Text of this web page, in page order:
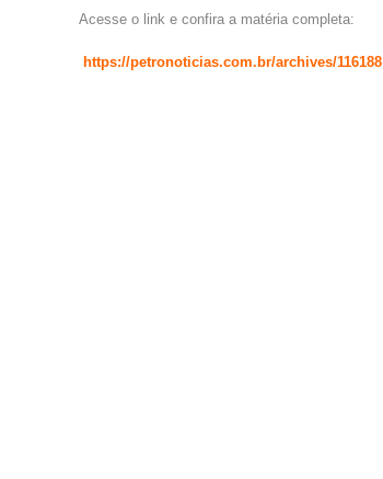
Acesse o link e confira a matéria completa:
https://petronoticias.com.br/archives/116188